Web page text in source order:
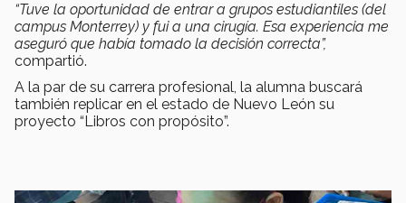
“Tuve la oportunidad de entrar a grupos estudiantiles (del
campus Monterrey) y fui a una cirugía. Esa experiencia me
aseguró que había tomado la decisión correcta”,
compartió.
A la par de su carrera profesional, la alumna buscará
también replicar en el estado de Nuevo León su
proyecto “Libros con propósito”.